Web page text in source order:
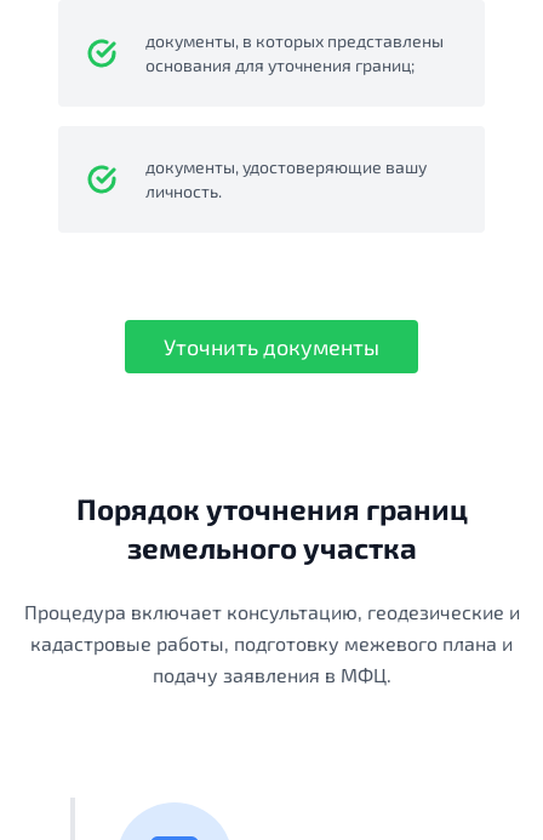
документы, в которых представлены
основания для уточнения границ;
документы, удостоверяющие вашу
личность.
Уточнить документы
Порядок уточнения границ
земельного участка
Процедура включает консультацию, геодезические и
кадастровые работы, подготовку межевого плана и
подачу заявления в МФЦ.